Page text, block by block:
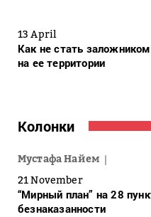
13 April
Как не стать
на ее территории
Колонки
Мустафа Найем
21 November
“Мирный план” на 28
безнаказанности